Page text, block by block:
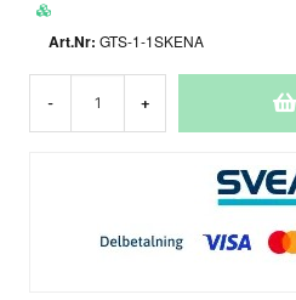
GTS-1-1SKENA
- +